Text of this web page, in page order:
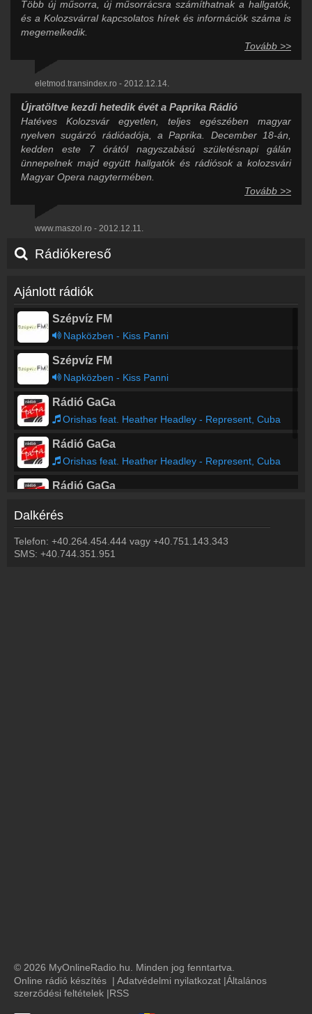
Több új műsorra, új műsorrácsra számíthatnak a hallgatók,
és a Kolozsvárral kapcsolatos hírek és információk száma is
megemelkedik.
Tovább >>
eletmod.transindex.ro - 2012.12.14.
Újratöltve kezdi hetedik évét a Paprika Rádió
Hatéves Kolozsvár egyetlen, teljes egészében magyar
nyelven sugárzó rádióadója, a Paprika. December 18-án,
kedden este 7 órától nagyszabású születésnapi gálán
ünnepelnek majd együtt hallgatók és rádiósok a kolozsvári
Magyar Opera nagytermében.
Tovább >>
www.maszol.ro - 2012.12.11.
Rádiókereső
Ajánlott rádiók
Szépvíz FM
Napközben - Kiss Panni
Szépvíz FM
Napközben - Kiss Panni
Rádió GaGa
Orishas feat. Heather Headley - Represent, Cuba
Rádió GaGa
Orishas feat. Heather Headley - Represent, Cuba
Rádió GaGa
Rádió GaGa
Orishas feat. Heather Headley - Represent, Cuba
Dalkérés
Telefon: +40.264.454.444 vagy +40.751.143.343
SMS: +40.744.351.951
© 2026 MyOnlineRadio.hu. Minden jog fenntartva.
Online rádió készítés | Adatvédelmi nyilatkozat |Általános
szerződési feltételek |RSS